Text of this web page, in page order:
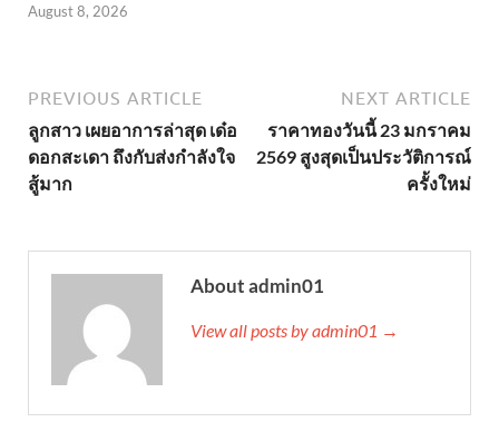
August 8, 2026
PREVIOUS ARTICLE
ลูกสาว เผยอาการล่าสุด เด๋อ
ดอกสะเดา ถึงกับส่งกำลังใจ
สู้มาก
NEXT ARTICLE
ราคาทองวันนี้ 23 มกราคม
2569 สูงสุดเป็นประวัติการณ์
ครั้งใหม่
About admin01
View all posts by admin01 →